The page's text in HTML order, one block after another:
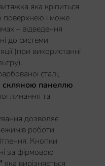
яка кріпиться
поверхнею і може
– відведення
до системи
(при використанні
сталі,
скляною панеллю
та
дозволяє
роботи
Кнопки
за фірмовою
яка вирізняється